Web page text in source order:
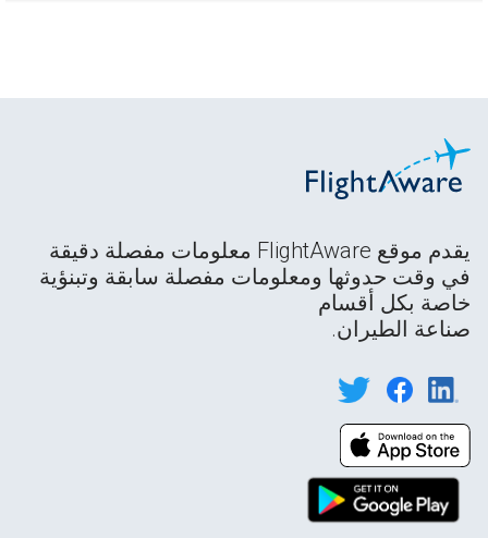
يقدم موقع FlightAware معلومات مفصلة دقيقة
في وقت حدوثها ومعلومات مفصلة سابقة وتبنؤية
خاصة بكل أقسام
صناعة الطيران.